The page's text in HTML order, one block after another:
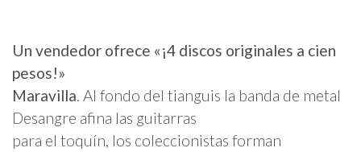
Un vendedor ofrece «¡4 discos originales a cien
pesos!»
Maravilla. Al fondo del tianguis la banda de metal
Desangre afina las guitarras
para el toquín, los coleccionistas forman